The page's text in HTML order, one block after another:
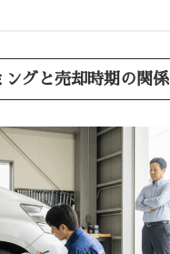
ングと売却時期の関係